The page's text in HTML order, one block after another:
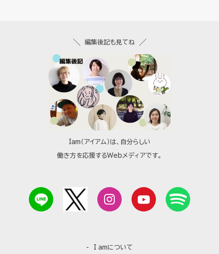
Iam（アイアム）は、自分らしい
働き方を応援するWebメディアです。
I amについて
編集後記も見てね